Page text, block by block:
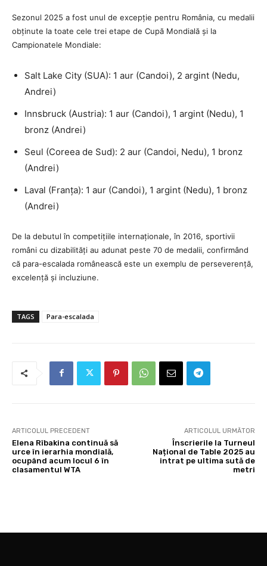
Sezonul 2025 a fost unul de excepție pentru România, cu medalii
obținute la toate cele trei etape de Cupă Mondială și la
Campionatele Mondiale:
Salt Lake City (SUA): 1 aur (Candoi), 2 argint (Nedu,
Andrei)
Innsbruck (Austria): 1 aur (Candoi), 1 argint (Nedu), 1
bronz (Andrei)
Seul (Coreea de Sud): 2 aur (Candoi, Nedu), 1 bronz
(Andrei)
Laval (Franța): 1 aur (Candoi), 1 argint (Nedu), 1 bronz
(Andrei)
De la debutul în competițiile internaționale, în 2016, sportivii
români cu dizabilități au adunat peste 70 de medalii, confirmând
că para-escalada românească este un exemplu de perseverență,
excelență și incluziune.
TAGS Para-escalada
ARTICOLUL PRECEDENT
Elena Rîbakina continuă să
urce în ierarhia mondială,
ocupând acum locul 6 în
clasamentul WTA
ARTICOLUL URMĂTOR
Înscrierile la Turneul
Național de Table 2025 au
intrat pe ultima sută de
metri